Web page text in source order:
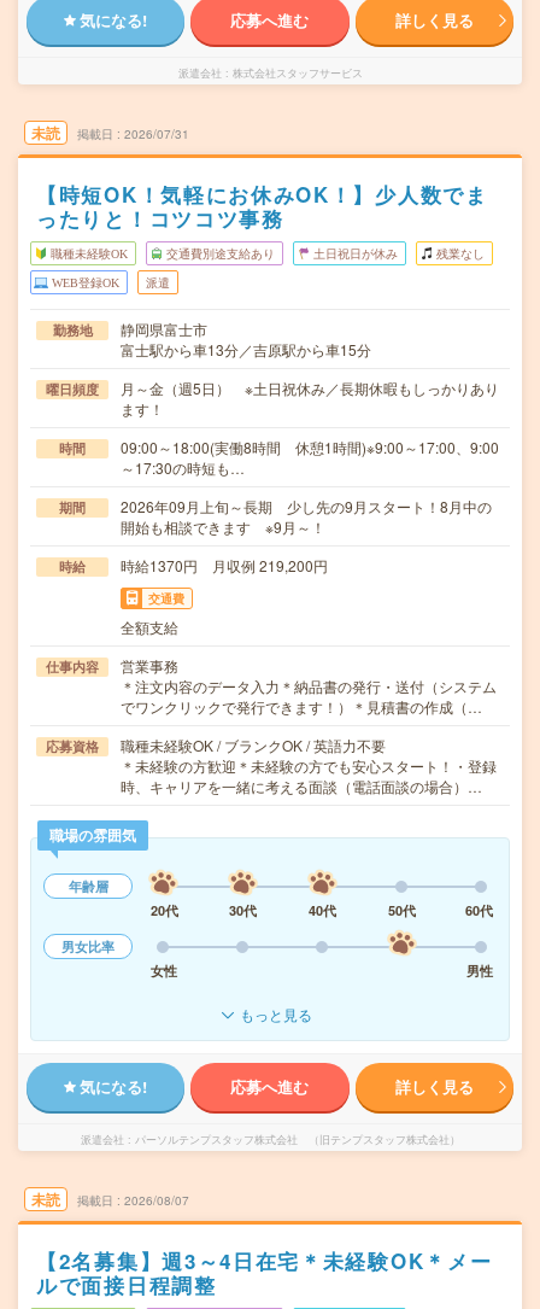
気になる! 応募へ進む 詳しく見る
派遣会社 株式会社スタッフサービス
未読 掲載日 2026/07/31
【時短OK！気軽にお休みOK！】少人数でま
ったりと！コツコツ事務
職種未経験OK 交通費別途支給あり 土日祝日が休み 残業なし
WEB登録OK 派遣
勤務地
静岡県富士市
富士駅から車13分／吉原駅から車15分
曜日頻度
月～金（週5日） ※土日祝休み／長期休暇もしっかりあり
ます！
時間
09:00～18:00(実働8時間 休憩1時間)※9:00～17:00、9:00
～17:30の時短も…
期間
2026年09月上旬～長期 少し先の9月スタート！8月中の
開始も相談できます ※9月～！
時給 時給1370円 月収例 219,200円
交通費
全額支給
仕事内容
営業事務
＊注文内容のデータ入力＊納品書の発行・送付（システム
でワンクリックで発行できます！）＊見積書の作成（…
応募資格
職種未経験OK / ブランクOK / 英語力不要
＊未経験の方歓迎＊未経験の方でも安心スタート！・登録
時、キャリアを一緒に考える面談（電話面談の場合）…
職場の雰囲気
年齢層
20代
30代 40代 50代
60代
男女比率
女性
男性
もっと見る
気になる! 応募へ進む 詳しく見る
派遣会社 パーソルテンプスタッフ株式会社 （旧テンプスタッフ株式会社）
未読 掲載日 2026/08/07
【2名募集】週3～4日在宅＊未経験OK＊メー
ルで面接日程調整